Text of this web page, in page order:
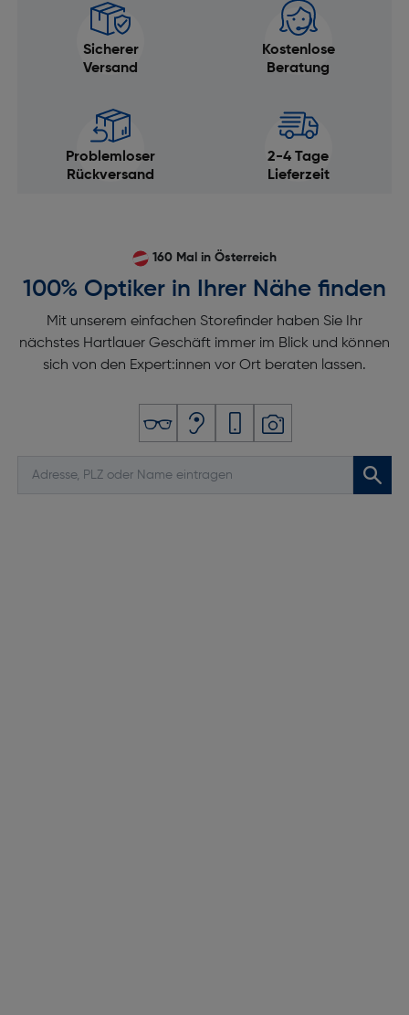
Sicherer
Versand
Kostenlose
Beratung
Problemloser
Rückversand
2-4 Tage
Lieferzeit
160 Mal in Österreich
100% Optiker in Ihrer Nähe finden
Mit unserem einfachen Storefinder haben Sie Ihr
nächstes Hartlauer Geschäft immer im Blick und können
sich von den Expert:innen vor Ort beraten lassen.